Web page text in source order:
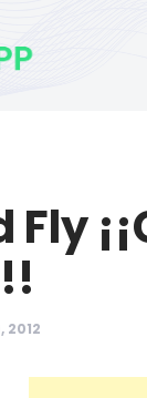
2012